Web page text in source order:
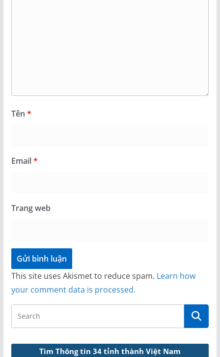
Tên *
Email*
Trang web
This site uses Akismet to reduce spam. Learn how
your comment data is processed.
Tìm Thông tin 34 tỉnh thành Việt Nam